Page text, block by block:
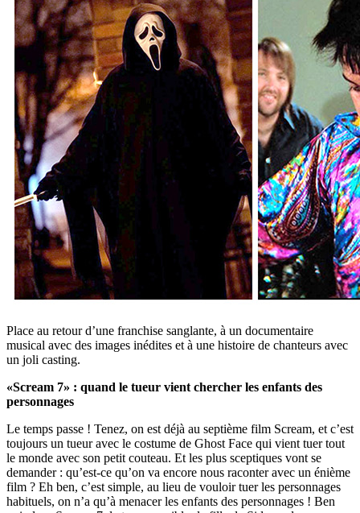
Place au retour d’une franchise sanglante, à un documentaire
musical avec des images inédites et à une histoire de chanteurs avec
un joli casting.
«Scream 7» : quand le tueur vient chercher les enfants des
personnages
Le temps passe ! Tenez, on est déjà au septième film Scream, et c’est
toujours un tueur avec le costume de Ghost Face qui vient tuer tout
le monde avec son petit couteau. Et les plus sceptiques vont se
demander : qu’est-ce qu’on va encore nous raconter avec un énième
film ? Eh ben, c’est simple, au lieu de vouloir tuer les personnages
habituels, on n’a qu’à menacer les enfants des personnages ! Ben